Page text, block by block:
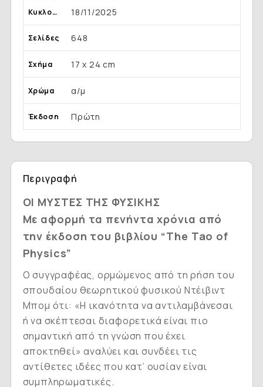
Κυκλοφορία 18/11/2025
Σελίδες 648
Σχήμα 17 x 24 cm
Χρώμα α/μ
Έκδοση Πρώτη
Περιγραφή
ΟΙ ΜΥΣΤΕΣ ΤΗΣ ΦΥΣΙΚΗΣ
Με αφορμή τα πενήντα χρόνια από
την έκδοση του βιβλίου “The Tao of
Physics”
Ο συγγραφέας, ορμώμενος από τη ρήση του
σπουδαίου θεωρητικού φυσικού Ντέιβιντ
Μπομ ότι: «Η ικανότητα να αντιλαμβάνεσαι
ή να σκέπτεσαι διαφορετικά είναι πιο
σημαντική από τη γνώση που έχει
αποκτηθεί» αναλύει και συνδέει τις
αντίθετες ιδέες που κατ’ ουσίαν είναι
συμπληρωματικές.